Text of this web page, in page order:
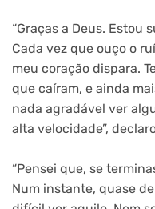
“Graças a Deus. Estou
Cada vez que ouço o
meu coração dispara.
que caíram, e ainda
nada agradável ver
alta velocidade”,
“Pensei que, se
Num instante, quase